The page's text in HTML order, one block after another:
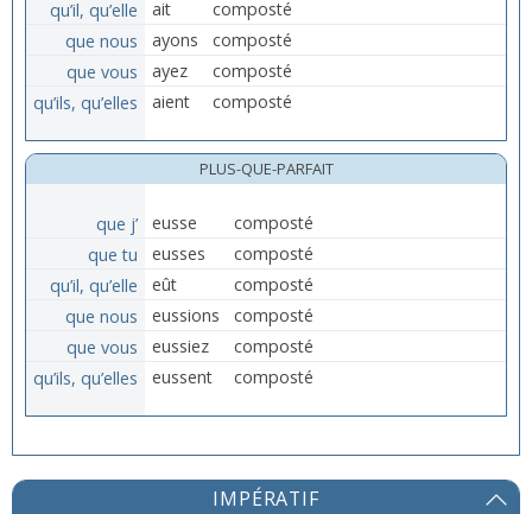
qu’il, qu’elle
ait
composté
que nous
ayons
composté
que vous
ayez
composté
qu’ils, qu’elles
aient composté
PLUS-QUE-PARFAIT
que j’ eusse
composté
que tu
eusses
composté
qu’il, qu’elle
eût
composté
que nous
eussions
composté
que vous
eussiez
composté
qu’ils, qu’elles
eussent composté
IMPÉRATIF